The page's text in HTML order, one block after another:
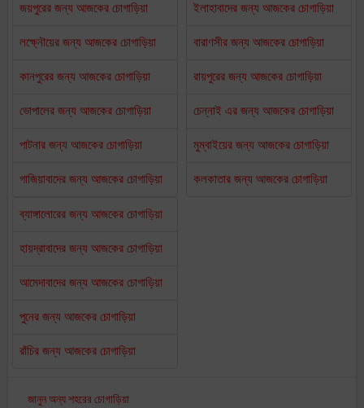
জয়পুরের জন্য আজকের চোগাড়িয়া
লক্ষ্নৌয়ের জন্য আজকের চোগাড়িয়া
কানপুরের জন্য আজকের চোগাড়িয়া
ভোপালের জন্য আজকের চোগাড়িয়া
পাটনার জন্য আজকের চোগাড়িয়া
গাজিয়াবাদের জন্য আজকের চোগাড়িয়া
ইলাহাবাদের জন্য আজকের চোগাড়িয়া
বারাণসীর জন্য আজকের চোগাড়িয়া
রায়পুরের জন্য আজকের চোগাড়িয়া
চেন্নাই এর জন্য আজকের চোগাড়িয়া
মুম্বাইয়ের জন্য আজকের চোগাড়িয়া
কলকাতার জন্য আজকের চোগাড়িয়া
ব্যাঙ্গালোরের জন্য আজকের চোগাড়িয়া
হায়দ্রাবাদের জন্য আজকের চোগাড়িয়া
আমেদাবাদের জন্য আজকের চোগাড়িয়া
পুনের জন্য আজকের চোগাড়িয়া
রাঁচির জন্য আজকের চোগাড়িয়া
জানুন অন্য শহরের চোগাড়িয়া